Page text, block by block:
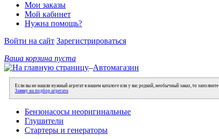
Мои заказы
Мой кабинет
Нужна помощь?
Войти на сайт Зарегистрироваться
Ваша корзина пуста
–Автомагазин
Если вы не нашли нужный агрегат в нашем каталоге или у вас редкий, необычный заказ, то заполните
Заявку на подбор агрегата
Бензонасосы неоригинальные
Глушители
Стартеры и генераторы